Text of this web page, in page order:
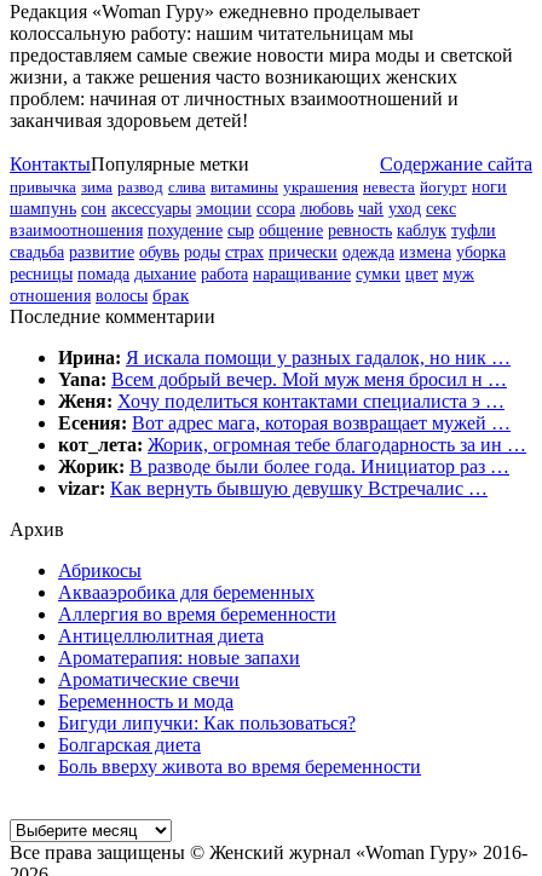
Редакция «Woman Гуру» ежедневно проделывает
колоссальную работу: нашим читательницам мы
предоставляем самые свежие новости мира моды и светской
жизни, а также решения часто возникающих женских
проблем: начиная от личностных взаимоотношений и
заканчивая здоровьем детей!
Контакты Содержание сайта
Популярные метки
привычка зима развод слива витамины украшения невеста йогурт ноги
шампунь сон аксессуары эмоции ссора любовь чай уход секс
взаимоотношения похудение сыр общение ревность каблук туфли
свадьба развитие обувь роды страх прически одежда измена уборка
ресницы помада дыхание работа наращивание сумки цвет муж
отношения волосы брак
Последние комментарии
Ирина: Я искала помощи у разных гадалок, но ник …
Yana: Всем добрый вечер. Мой муж меня бросил н …
Женя: Хочу поделиться контактами специалиста э …
Есения: Вот адрес мага, которая возвращает мужей …
кот_лета: Жорик, огромная тебе благодарность за ин …
Жорик: В разводе были более года. Инициатор раз …
vizar: Как вернуть бывшую девушку Встречалис …
Архив
Абрикосы
Аквааэробика для беременных
Аллергия во время беременности
Антицеллюлитная диета
Ароматерапия: новые запахи
Ароматические свечи
Беременность и мода
Бигуди липучки: Как пользоваться?
Болгарская диета
Боль вверху живота во время беременности
Все права защищены © Женский журнал «Woman Гуру» 2016-